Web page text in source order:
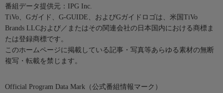
番組データ提供元：IPG Inc.
TiVo、Gガイド、G-GUIDE、およびGガイドロゴは、米国TiVo
Brands LLCおよび／またはその関連会社の日本国内における商標ま
たは登録商標です。
このホームページに掲載している記事・写真等あらゆる素材の無断
複写・転載を禁じます。
Official Program Data Mark（公式番組情報マーク）